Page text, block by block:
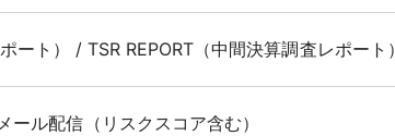
ート） / TSR REPORT（中間決算調査レポート）
ール配信（リスクスコア含む）